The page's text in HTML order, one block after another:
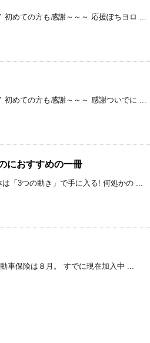
初めての方も感謝～～～ 応援ぽちヨロ ...
初めての方も感謝～～～ 感謝ついでに ...
におすすめの一冊
「3つの動き」で手に入る! 何処かの ...
車保険は８月。 すでに現在加入中 ...